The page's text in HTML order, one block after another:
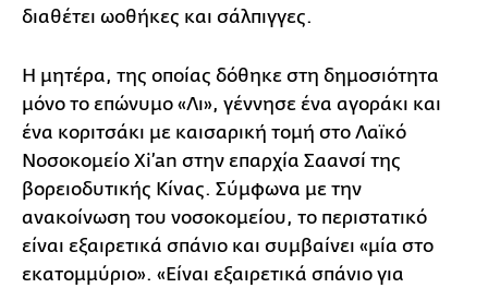
διαθέτει ωοθήκες και σάλπιγγες.
Η μητέρα, της οποίας δόθηκε στη δημοσιότητα
μόνο το επώνυμο «Λι», γέννησε ένα αγοράκι και
ένα κοριτσάκι με καισαρική τομή στο Λαϊκό
Νοσοκομείο Xi’an στην επαρχία Σαανσί της
βορειοδυτικής Κίνας. Σύμφωνα με την
ανακοίνωση του νοσοκομείου, το περιστατικό
είναι εξαιρετικά σπάνιο και συμβαίνει «μία στο
εκατομμύριο». «Είναι εξαιρετικά σπάνιο για